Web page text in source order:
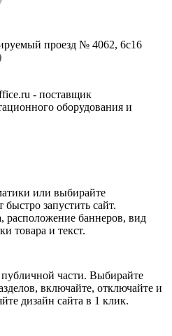
проезд № 4062, 6с16
- поставщик
оборудования и
или выбирайте
запустить сайт.
расположение баннеров, вид
товара и текст.
части. Выбирайте
включайте, отключайте и
дизайн сайта в 1 клик.